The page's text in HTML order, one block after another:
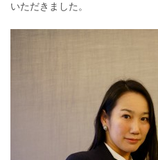
いただきました。